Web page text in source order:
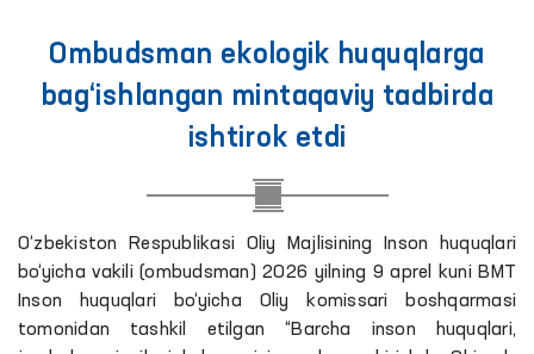
Ombudsman ekologik huquqlarga
bag‘ishlangan mintaqaviy tadbirda
ishtirok etdi
O‘zbekiston Respublikasi Oliy Majlisining Inson huquqlari
bo‘yicha vakili (ombudsman) 2026 yilning 9 aprel kuni BMT
Inson huquqlari bo‘yicha Oliy komissari boshqarmasi
tomonidan tashkil etilgan “Barcha inson huquqlari,